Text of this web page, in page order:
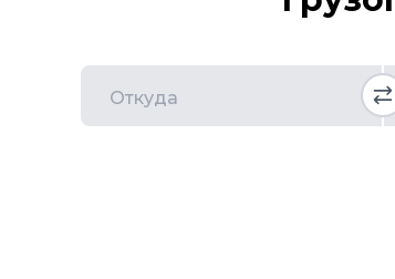
Откуда